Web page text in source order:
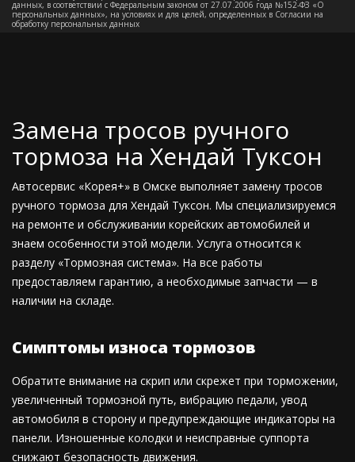
данных, в соответствии с Федеральным законом от 27.07.2006 года №152-ФЗ «О
персональных данных», на условиях и для целей, определенных в Согласии на
обработку персональных данных
Замена тросов ручного
тормоза на Хендай Туксон
Автосервис «Корея+» в Омске выполняет замену тросов
ручного тормоза для Хендай Туксон. Мы специализируемся
на ремонте и обслуживании корейских автомобилей и
знаем особенности этой модели. Услуга относится к
разделу «Тормозная система». На все работы
предоставляем гарантию, а необходимые запчасти — в
наличии на складе.
Симптомы износа тормозов
Обратите внимание на скрип или скрежет при торможении,
увеличенный тормозной путь, вибрацию педали, увод
автомобиля в сторону и предупреждающие индикаторы на
панели. Изношенные колодки и неисправные суппорта
снижают безопасность движения.